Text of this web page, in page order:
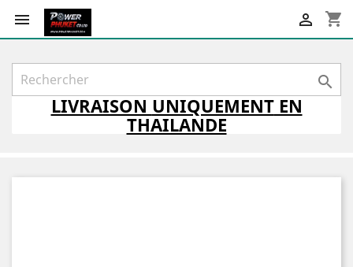
 shopping_cart


LIVRAISON UNIQUEMENTEN
THAILANDE